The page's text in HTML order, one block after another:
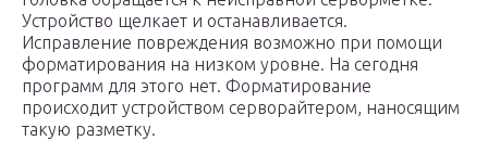
Устройство щелкает и останавливается.
Исправление повреждения возможно при помощи
форматирования на низком уровне. На сегодня
программ для этого нет. Форматирование
происходит устройством серворайтером, наносящим
такую разметку.